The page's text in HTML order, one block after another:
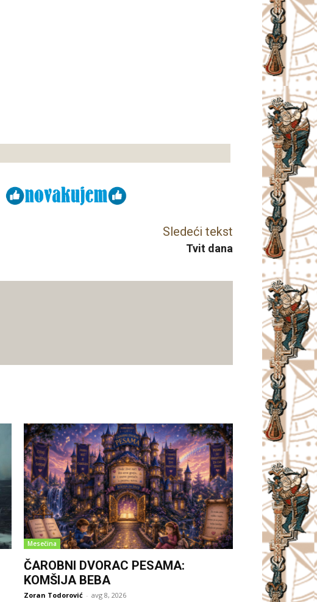
Sledeći tekst
Tvit dana
Mesečina
ČAROBNI DVORAC PESAMA:
KOMŠIJA BEBA
Zoran Todorović - avg 8, 2026